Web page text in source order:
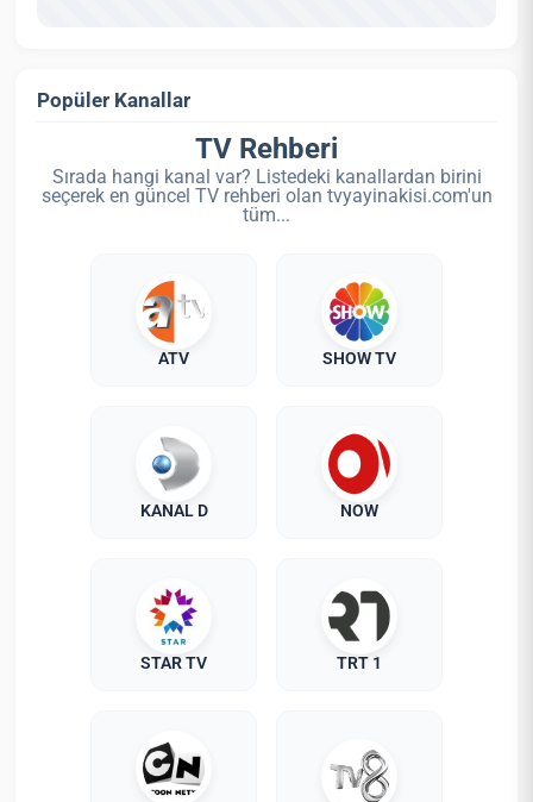
Popüler Kanallar
TV Rehberi
Sırada hangi kanal var? Listedeki kanallardan birini
seçerek en güncel TV rehberi olan tvyayinakisi.com'un
tüm...
ATV SHOW TV
KANAL D NOW
STAR TV TRT 1